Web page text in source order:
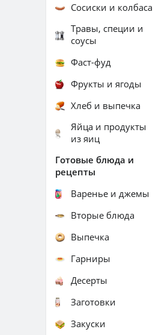
Сосиски и колбаса
Травы, специи и
соусы
Фаст-фуд
Фрукты и ягоды
Хлеб и выпечка
Яйца и продукты
из яиц
Готовые блюда и
рецепты
Варенье и джемы
Вторые блюда
Выпечка
Гарниры
Десерты
Заготовки
Закуски